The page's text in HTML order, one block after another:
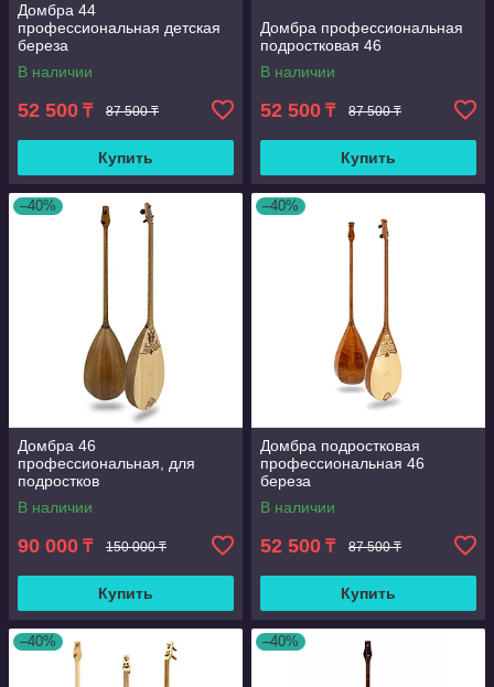
Домбра 44
профессиональная детская
береза
В наличии
52 500 ₸ 87 500 ₸
Купить
Домбра профессиональная
подростковая 46
В наличии
52 500 ₸ 87 500 ₸
Купить
–40%
Домбра 46
профессиональная, для
подростков
В наличии
90 000 ₸ 150 000 ₸
Купить
–40%
Домбра подростковая
профессиональная 46
береза
В наличии
52 500 ₸ 87 500 ₸
Купить
–40% –40%